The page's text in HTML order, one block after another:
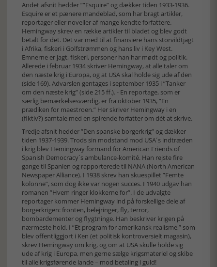
Andet afsnit hedder ””Esquire” og dækker tiden 1933-1936.
Esquire er et pænere mandeblad, som har bragt artikler,
reportager eller noveller af mange kendte forfattere.
Hemingway skrev en række artikler til bladet og blev godt
betalt for det. Det var med til at finansiere hans storvildtjagt
i Afrika, fiskeri i Golfstrømmen og hans liv i Key West.
Emnerne er jagt, fiskeri, personer han har mødt og politik.
Allerede i februar 1934 skriver Hemingway, at alle taler om
den næste krig i Europa, og at USA skal holde sig ude af den
(side 169). Advarslen gentages i september 1935 i ”Tanker
om den næste krig” (side 215 ff.). - En reportage, som er
særlig bemærkelsesværdig, er fra oktober 1935, ”En
prædiken for maestroen.” Her skriver Hemingway i en
(fiktiv?) samtale med en spirende forfatter om dét at skrive.
Tredje afsnit hedder ”Den spanske borgerkrig” og dækker
tiden 1937-1939. Trods sin modstand mod USA´s indtræden
i krig blev Hemingway formand for American Friends of
Spanish Democracy´s ambulance-komité. Han rejste fire
gange til Spanien og rapporterede til NANA (North American
Newspaper Alliance). I 1938 skrev han skuespillet ”Femte
kolonne”, som dog ikke var nogen succes. I 1940 udgav han
romanen ”Hvem ringer klokkerne for”. I de udvalgte
reportager kommer Hemingway ind på forskellige dele af
borgerkrigen: fronten, belejringer, fly, terror,
bombardementer og flygtninge. Han beskriver krigen på
nærmeste hold. I ”Et program for amerikansk realisme,” som
blev offentliggjort i Ken (et politisk kontroversielt magasin),
skrev Hemingway om krig, og om at USA skulle holde sig
ude af krig i Europa, men gerne sælge krigsmateriel og skibe
til alle krigsførende lande – mod betaling i guld!